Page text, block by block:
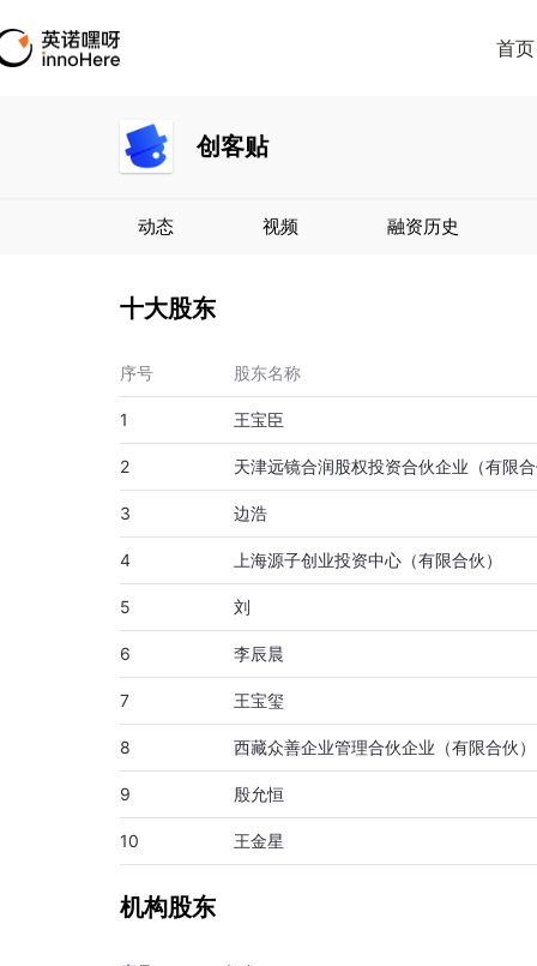
首页
创客贴
动态 视频 融资历史
十大股东
序号 股东名称
1 王宝臣
2 天津远镜合润股权投资合伙企业（有限
3 边浩
4 上海源子创业投资中心（有限合伙）
5 刘
6 李辰晨
7 王宝玺
8 西藏众善企业管理合伙企业（有限合伙）
9 殷允恒
10 王金星
机构股东